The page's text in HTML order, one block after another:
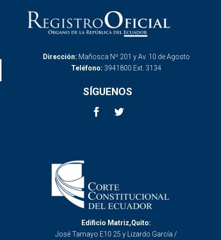
Dirección: Mañosca Nº 201 y Av. 10 de Agosto
Teléfono: 3941800 Ext. 3134
SÍGUENOS
Edificio Matriz,Quito:
José Tamayo E10 25 y Lizardo García /